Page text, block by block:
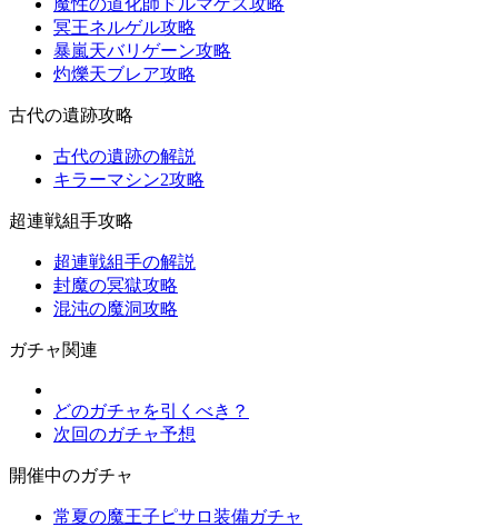
魔性の道化師ドルマゲス攻略
冥王ネルゲル攻略
暴嵐天バリゲーン攻略
灼爍天ブレア攻略
古代の遺跡攻略
古代の遺跡の解説
キラーマシン2攻略
超連戦組手攻略
超連戦組手の解説
封魔の冥獄攻略
混沌の魔洞攻略
ガチャ関連
どのガチャを引くべき？
次回のガチャ予想
開催中のガチャ
常夏の魔王子ピサロ装備ガチャ